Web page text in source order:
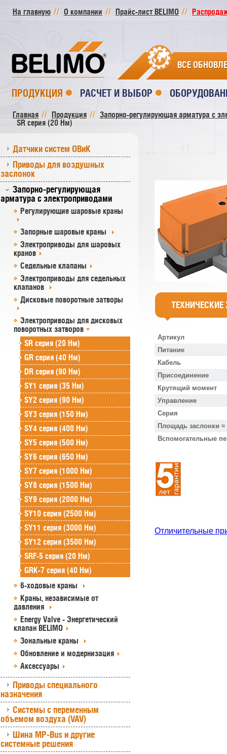
На главную О компании Прайс-лист BELIMO
ВСЕ
ПРОДУКЦИЯ РАСЧЕТ И ВЫБОР
Главная Продукция
Запорно-регулирующая арматура с
SR cерия (20 Нм)
Датчики систем ОВиК
Приводы для воздушных
заслонок
Запорно-регулирующая
арматура с электроприводами
Регулирующие шаровые краны
Запорные шаровые краны
Электроприводы для шаровых
кранов
Седельные клапаны
Электроприводы для седельных
клапанов
Дисковые поворотные затворы
Электроприводы для дисковых
поворотных затворов
SR cерия (20 Нм)
GR cерия (40 Нм)
DR серия (90 Нм)
SY1 серия (35 Нм)
SY2 серия (90 Нм)
SY3 серия (150 Нм)
SY4 серия (400 Нм)
SY5 серия (500 Нм)
SY6 серия (650 Нм)
SY7 серия (1000 Нм)
SY8 серия (1500 Нм)
SY9 серия (2000 Нм)
SY10 серия (2500 Нм)
SY11 серия (3000 Нм)
SY12 серия (3500 Нм)
SRF-5 серия (20 Нм)
GRK-7 серия (40 Нм)
6-ходовые краны
Краны, независимые от
давления
Energy Valve - Энергетический
клапан BELIMO
Зональные краны
Обновление и модернизация
Аксессуары
Приводы специального
назначения
Системы с переменным
объемом воздуха (VAV)
Шина MP-Bus и другие
системные решения
Артикул
Питание
Кабель
Присоединение
Крутящий момент
Управление
Серия
Площадь заслонки ≈
Вспомогательные
Отличительные